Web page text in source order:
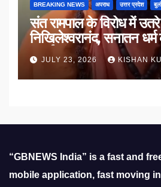
BREAKING NEWS अपराध उत्तर प्रदेश
संत रामपाल के विरोध में
निखिलेश्वरानंद, सनातन
उठाई मांग
JULY 23, 2026 KISHAN
“GBNEWS India” is a fast and
mobile application, fast moving